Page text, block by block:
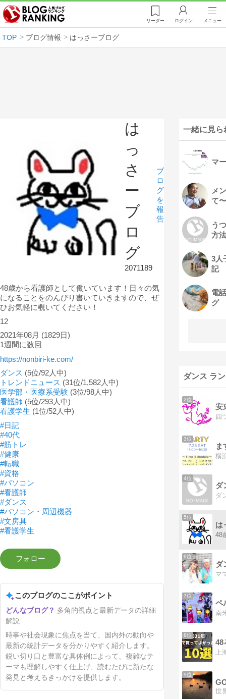
リーダー ログイン メニュー
TOP ブログ情報 はっさーブログ
は
っ
さ
ー
ブ
ロ
グ
2071189
ブ
ロ
グ
を
報
告
48歳から看護師として働いています！日々の気
になることをのんびり書いていきますので、ぜ
ひお気軽に覗いてください！
12
2021年08月 (1829日)
1週間に数回
https://nonbiri-ke.com/
ダンス (5位/92人中)
トレンドニュース (31位/1,582人中)
医学部・医療系受験 (3位/98人中)
看護師 (5位/293人中)
看護学生 (1位/52人中)
#日記
#40代
#筋トレ
#健康
#転職
#資格
#パソコン
#看護師
#ダンス
#パソコン・周辺機器
#文房具
#看護学生
このブログのここがポイント
多角的視点と最新データの詳細
解説
時事や社会現象に焦点を当て、国内外の動向や
最新の統計データを分かりやすく紹介します。
鋭い切り口と豊富な具体例によって、複雑なテ
ーマも理解しやすく仕上げ、読むたびに新たな
発見と考えるきっかけを提供します。
一緒に見ら
マ
メ
て
う
方
3人
記
電
グ
ダンス ラ
2位
安
3位
ま
4位
ダ
5位
は
6位
ダ
7位
8位
48
9位